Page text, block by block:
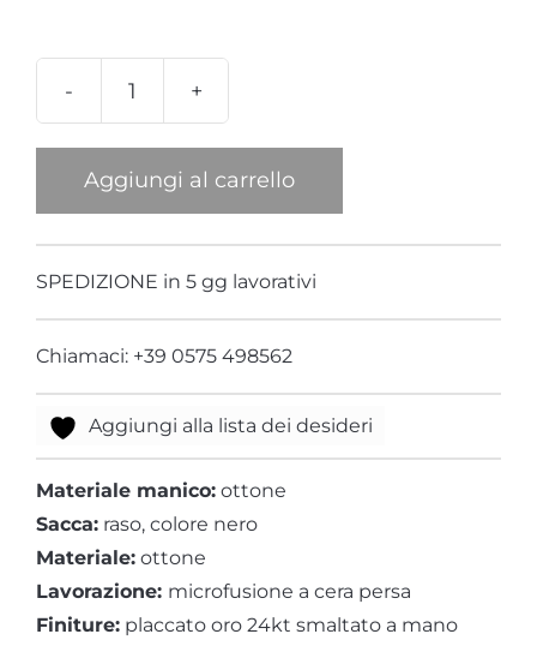
Secchiello
Nero
Manico
Pantera
Aggiungi al carrello
SPEDIZIONE in 5 gg lavorativi
Chiamaci: +39 0575 498562
Aggiungi alla lista dei desideri
Materiale manico: ottone
Sacca: raso, colore nero
Materiale: ottone
Lavorazione: microfusione a cera persa
Finiture: placcato oro 24kt smaltato a mano